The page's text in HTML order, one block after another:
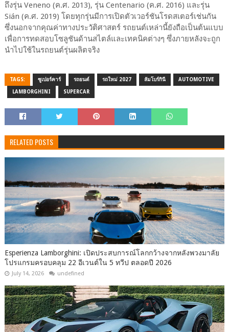
ถึงรุ่น Veneno (ค.ศ. 2013), รุ่น Centenario (ค.ศ. 2016) และรุ่น
Sián (ค.ศ. 2019) โดยทุกรุ่นมีการเปิดตัวเวอร์ชันโรดสเตอร์เช่นกัน
ซึ่งนอกจากคุณค่าทางประวัติศาสตร์ รถยนต์เหล่านี้ยังถือเป็นต้นแบบ
เพื่อการทดสอบโซลูชันด้านสไตล์และเทคนิคต่างๆ ซึ่งภายหลังจะถูก
นำไปใช้ในรถยนต์รุ่นผลิตจริง
TAGS: ซูเปอร์คาร์ รถยนต์ รถใหม่ 2027 ลัมโบร์กินี AUTOMOTIVE
LAMBORGHINI SUPERCAR
RELATED POSTS
Esperienza Lamborghini: เปิดประสบการณ์โลกกว้างจากหลังพวงมาลัย
โปรแกรมครอบคลุม 22 อีเวนต์ใน 5 ทวีป ตลอดปี 2026
July 14, 2026 undefined